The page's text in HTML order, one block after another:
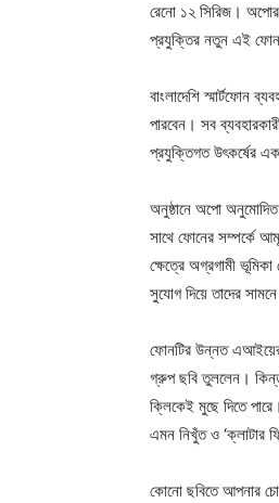
রেনো ১২ সিরিজ।
প্রযুক্তির নতুন এই ফোন
বাংলাদেশি স্মার্টফোন
পারবেন। সব
প্রযুক্তিগত উৎকর্ষের
অনুষ্ঠানে অপো অনুমোদিত
সাথে ফোনের সম্পর্কে
ক্ষেত্রে অগ্রগামী
সুযোগ দিয়ে তাদের
ফোনটির উন্নত এআইয়ের
গ্রুপ ছবি তুললেন।
ক্লিকেই মুছে দিতে
এমন নিখুঁত ও ‘ক্লাটার
কোনো ছবিতে আপনার